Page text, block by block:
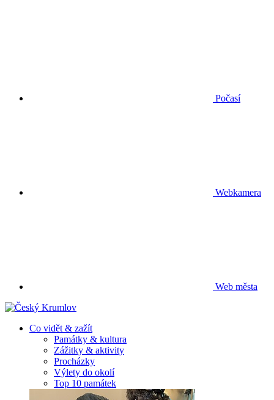
Počasí
Webkamera
Web města
Co vidět & zažít
Památky & kultura
Zážitky & aktivity
Procházky
Výlety do okolí
Top 10 památek